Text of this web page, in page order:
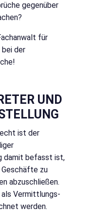
gegenüber
für
bei der
UND
ist der
damit befasst ist,
Geschäfte zu
abzuschließen.
als Vermittlungs-
werden.